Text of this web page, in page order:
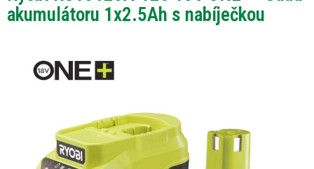
akumulátoru 1x2.5Ah s nabíječkou